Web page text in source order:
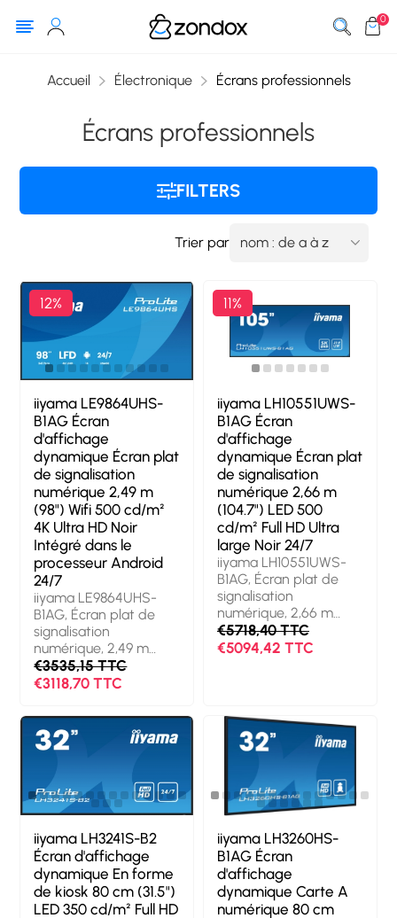
0
Accueil Électronique Écrans professionnels
Écrans professionnels
FILTERS
Trier par
12%
iiyama LE9864UHS-
B1AG Écran
d'affichage
dynamique Écran plat
de signalisation
numérique 2,49 m
(98") Wifi 500 cd/m²
4K Ultra HD Noir
Intégré dans le
processeur Android
24/7
iiyama LE9864UHS-
B1AG, Écran plat de
signalisation
numérique, 2,49 m
(98"), 3840 x 2160
pixels, Wifi, 24/7
€3535,15 TTC
€3118,70 TTC
11%
iiyama LH10551UWS-
B1AG Écran
d'affichage
dynamique Écran plat
de signalisation
numérique 2,66 m
(104.7") LED 500
cd/m² Full HD Ultra
large Noir 24/7
iiyama LH10551UWS-
B1AG, Écran plat de
signalisation
numérique, 2,66 m
(104.7"), LED, 5120 x
2160 pixels, 24/7
€5718,40 TTC
€5094,42 TTC
iiyama LH3241S-B2
Écran d'affichage
dynamique En forme
de kiosk 80 cm (31.5")
LED 350 cd/m² Full HD
iiyama LH3260HS-
B1AG Écran
d'affichage
dynamique Carte A
numérique 80 cm